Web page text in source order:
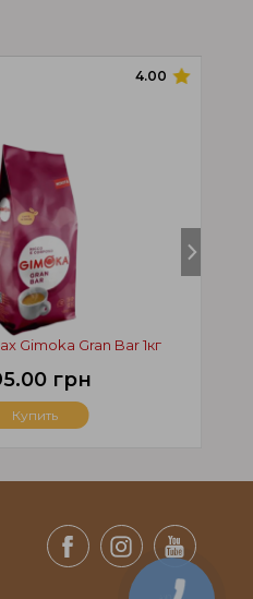
4.00
Gimoka Gran Bar 1кг
грн
Купить